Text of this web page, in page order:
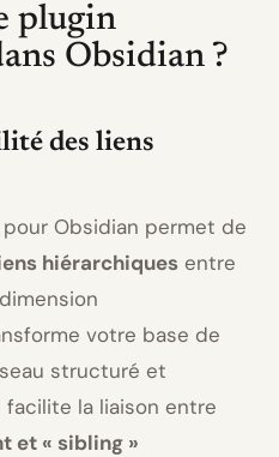
plugin
Obsidian ?
des liens
pour Obsidian permet de
hiérarchiques entre
votre base de
structuré et
facilite la liaison entre
et « sibling »